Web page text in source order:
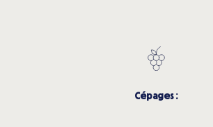
Cépages :